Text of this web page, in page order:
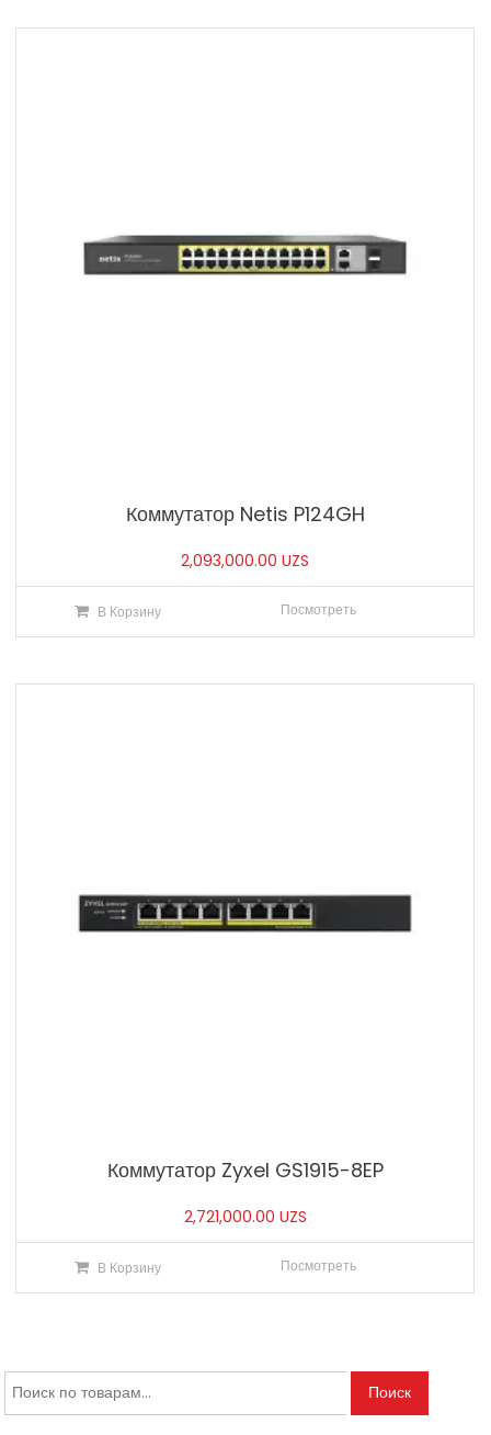
Коммутатор Netis P124GH
2,093,000.00UZS
В Корзину Посмотреть
Коммутатор Zyxel GS1915-8EP
2,721,000.00 UZS
В Корзину Посмотреть
Искать: Поиск